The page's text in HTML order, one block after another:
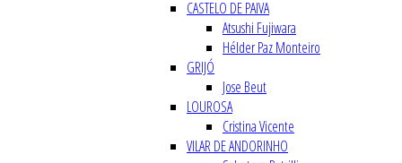
CASTELO DE PAIVA
Atsushi Fujiwara
Hélder Paz Monteiro
GRIJÓ
Jose Beut
LOUROSA
Cristina Vicente
VILAR DE ANDORINHO